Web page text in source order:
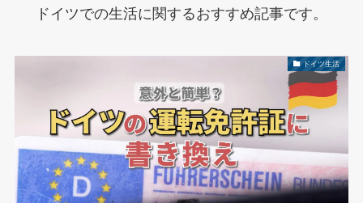
ドイツでの生活に関するおすすめ記事です。
ドイツ生活